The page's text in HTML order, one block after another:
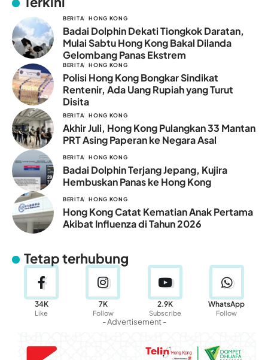
BERITA HONG KONG
Badai Dolphin Dekati Tiongkok Daratan,
Mulai Sabtu Hong Kong Bakal Dilanda
Gelombang Panas Ekstrem
BERITA HONG KONG
Polisi Hong Kong Bongkar Sindikat
Rentenir, Ada Uang Rupiah yang Turut
Disita
BERITA HONG KONG
Akhir Juli, Hong Kong Pulangkan 33 Mantan
PRT Asing Paperan ke Negara Asal
BERITA HONG KONG
Badai Dolphin Terjang Jepang, Kujira
Hembuskan Panas ke Hong Kong
BERITA HONG KONG
Hong Kong Catat Kematian Anak Pertama
Akibat Influenza di Tahun 2026
Tetap terhubung
34K
Like
7K
Follow
2.9K
Subscribe
WhatsApp
Follow
- Advertisement -